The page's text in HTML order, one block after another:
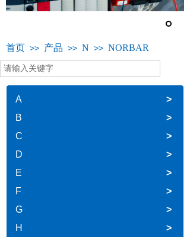
首页 >> 产品 >> N >> NORBAR
A
>
B
>
C
>
D
>
E
>
F
>
G
>
H
>